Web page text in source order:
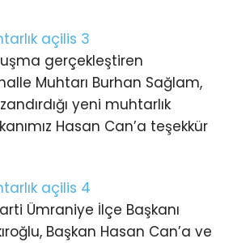
gerçekleştiren
Muhtarı Burhan Sağlam,
yeni muhtarlık
Hasan Can’a teşekkür
Ümraniye İlçe Başkanı
Başkan Hasan Can’a ve